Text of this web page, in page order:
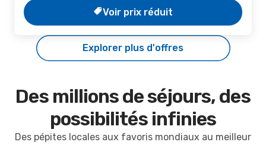
Voir prix réduit
Explorer plus d'offres
Des millions de séjours, des
possibilités infinies
Des pépites locales aux favoris mondiaux au meilleur